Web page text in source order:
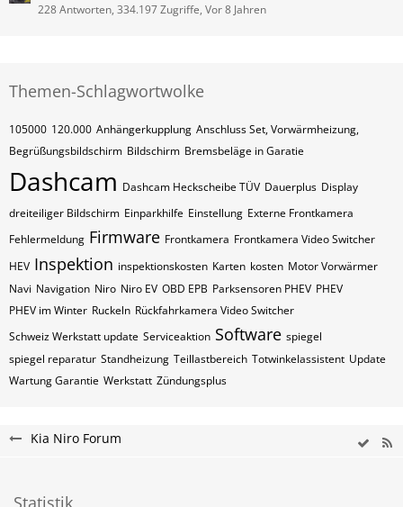
228 Antworten, 334.197 Zugriffe, Vor 8 Jahren
Themen-Schlagwortwolke
105000 120.000 Anhängerkupplung Anschluss Set, Vorwärmheizung,
Begrüßungsbildschirm Bildschirm Bremsbeläge in Garatie
Dashcam Dashcam Heckscheibe TÜV Dauerplus Display
dreiteiliger Bildschirm Einparkhilfe Einstellung Externe Frontkamera
Fehlermeldung Firmware Frontkamera Frontkamera Video Switcher
HEV Inspektion inspektionskosten Karten kosten Motor Vorwärmer
Navi Navigation Niro Niro EV OBD EPB Parksensoren PHEV PHEV
PHEV im Winter Ruckeln Rückfahrkamera Video Switcher
Schweiz Werkstatt update Serviceaktion Software spiegel
spiegel reparatur Standheizung Teillastbereich Totwinkelassistent Update
Wartung Garantie Werkstatt Zündungsplus
Kia Niro Forum
Statistik